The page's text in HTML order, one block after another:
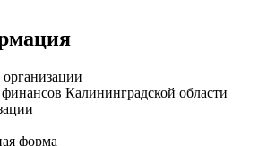
Калининградской области
форма